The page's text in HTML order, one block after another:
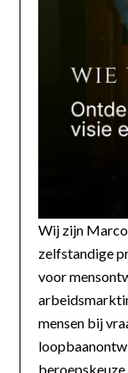
Wij zijn
zelfstandige
voor
mensen bij